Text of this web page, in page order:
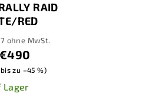
RAID
RED
ohne MwSt.
€490
zu –45 %)
Lager